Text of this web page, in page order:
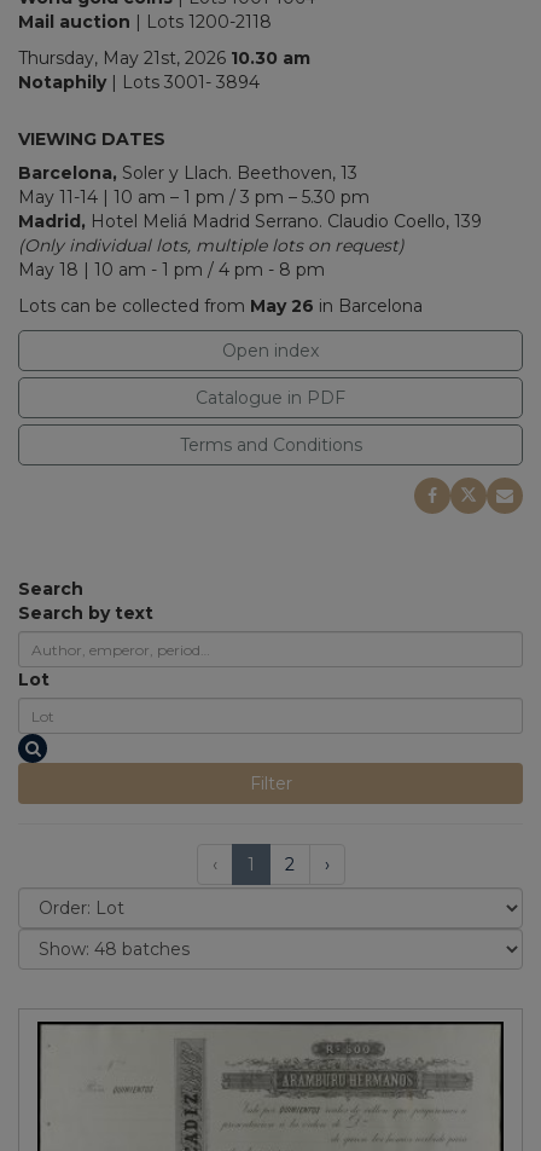
Mail auction | Lots 1200-2118
Thursday, May 21st, 2026 10.30 am
Notaphily| Lots 3001- 3894
VIEWING DATES
Barcelona, Soler y Llach. Beethoven, 13
May 11-14 | 10 am – 1 pm / 3 pm – 5.30 pm
Madrid, Hotel Meliá Madrid Serrano. Claudio Coello, 139
(Only individual lots, multiple lots on request)
May 18 | 10 am - 1 pm / 4 pm - 8 pm
Lots can be collected from May 26 in Barcelona
Open index
Catalogue in PDF
Terms and Conditions
Search
Search by text
Lot
Filter
‹ 1 2 ›